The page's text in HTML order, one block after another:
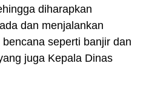
diharapkan
dan menjalankan
seperti banjir dan
juga Kepala Dinas